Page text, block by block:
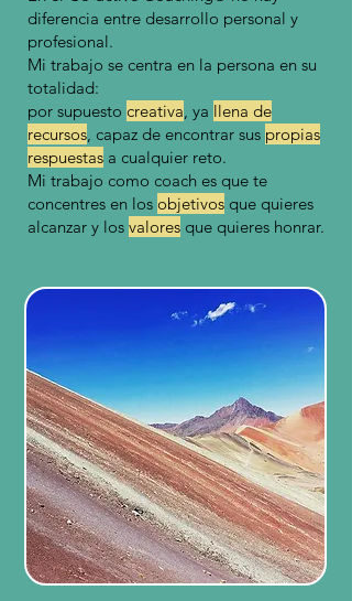
diferencia entre desarrollo personal y
profesional.
Mi trabajo se centra en la persona en su
totalidad:
por supuesto creativa, ya llena de
recursos, capaz de encontrar sus propias
respuestas a cualquier reto.
Mi trabajo como coach es que te
concentres en los objetivos que quieres
alcanzar y los valores que quieres honrar.